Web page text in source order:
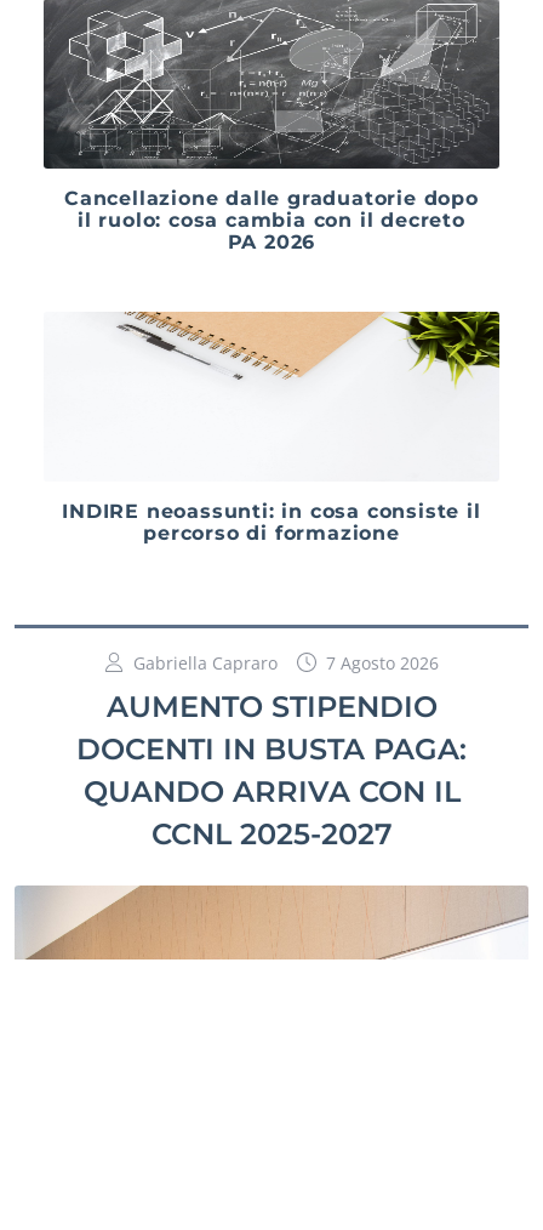
Cancellazione dalle graduatorie dopo
il ruolo: cosa cambia con il decreto
PA 2026
INDIRE neoassunti: in cosa consiste il
percorso di formazione
Gabriella Capraro 7 Agosto 2026
AUMENTO STIPENDIO
DOCENTI IN BUSTA PAGA:
QUANDO ARRIVA CON IL
CCNL 2025-2027